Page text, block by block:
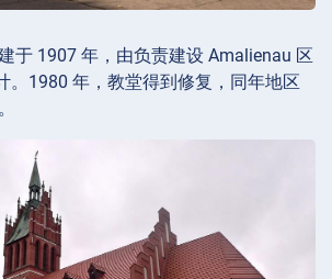
于 1907 年，由负责建设 Amalienau 区
。1980 年，教堂得到修复，同年地区